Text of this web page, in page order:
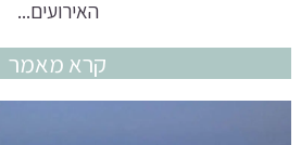
האירועים...
קרא מאמר